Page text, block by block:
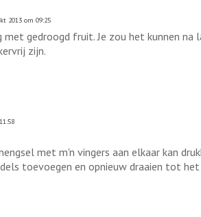
2013 om 09:25
gedroogd fruit. Je zou het kunnen
zijn.
met m'n vingers aan elkaar kan
toevoegen en opnieuw draaien tot